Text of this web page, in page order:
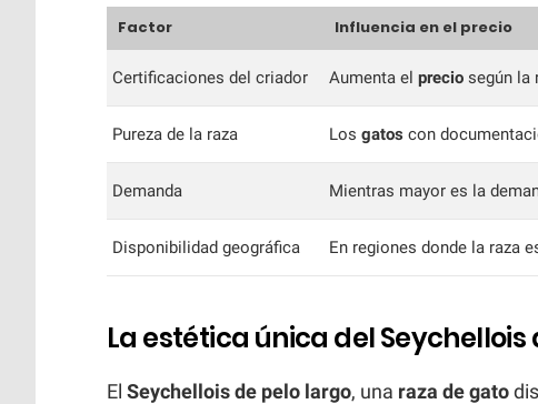
Factor Influencia en el precio
Certificaciones del criador Aumenta el precio según la
Pureza de la raza Los gatos con
Demanda Mientras mayor es la
Disponibilidad geográfica En regiones donde la raza
La estética única del
El Seychellois de pelo largo, una raza de gato